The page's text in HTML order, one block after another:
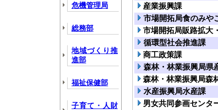
危機管理局
総務部
地域づくり推
進部
福祉保健部
子育て・人財
産業振興課
市場開拓局食のみや
市場開拓局販路拡大
循環型社会推進課
商工政策課
森林・林業振興局県
森林・林業振興局森
水産振興局水産課
男女共同参画センタ